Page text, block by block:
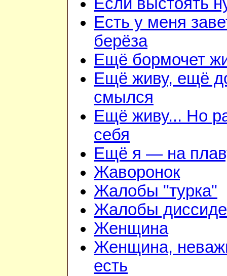
Если выстоять
Есть у меня
берёза
Ещё бормочет
Ещё живу, ещё
смылся
Ещё живу... Но
себя
Ещё я — на
Жаворонок
Жалобы "турка"
Жалобы
Женщина
Женщина,
есть